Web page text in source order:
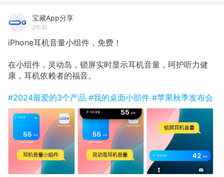
宝藏App分享
2年前
iPhone耳机音量小组件，免费！
在小组件，灵动岛，锁屏实时显示耳机音量，呵护听力健
康，耳机依赖者的福音。
#2024最爱的3个产品 #我的桌面小部件 #苹果秋季发布会